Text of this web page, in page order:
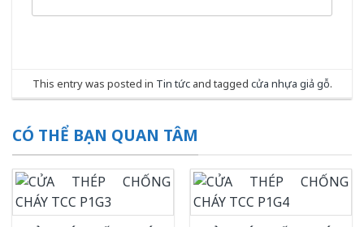
This entry was posted in Tin tứcand tagged cửa nhựa giả gỗ.
CÓ THỂ BẠN QUAN TÂM